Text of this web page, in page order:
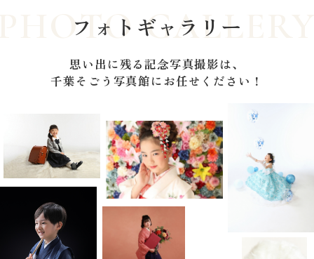
フォトギャラリー
思い出に残る記念写真撮影は、
千葉そごう写真館にお任せください！